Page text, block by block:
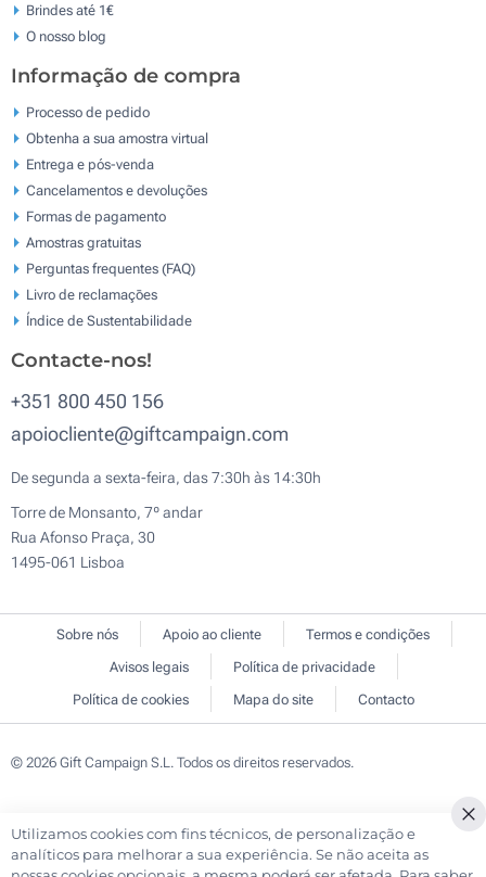
Brindes até 1€
O nosso blog
Informação de compra
Processo de pedido
Obtenha a sua amostra virtual
Entrega e pós-venda
Cancelamentos e devoluções
Formas de pagamento
Amostras gratuitas
Perguntas frequentes (FAQ)
Livro de reclamaçōes
Índice de Sustentabilidade
Contacte-nos!
+351 800 450 156
apoiocliente@giftcampaign.com
De segunda a sexta-feira, das 7:30h às 14:30h
Torre de Monsanto, 7º andar
Rua Afonso Praça, 30
1495-061 Lisboa
Sobre nós Apoio ao cliente
Termos e condições
Avisos legais
Política de privacidade
Política de cookies
Mapa do site Contacto
© 2026 Gift Campaign S.L. Todos os direitos reservados.
Utilizamos cookies com fins técnicos, de personalização e
analíticos para melhorar a sua experiência. Se não aceita as